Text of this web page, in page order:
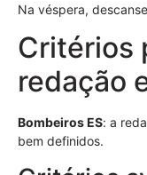
Na véspera,
Critérios
redação
Bombeiros ES: a
bem definidos.